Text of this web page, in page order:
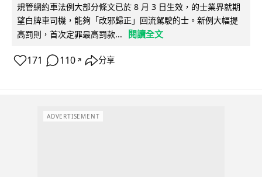
規管網約車法例大部分條文已於 8 月 3 日生效，的士業界就期
望白牌車司機，能夠「改邪歸正」回流駕駛的士。新例大幅提
高罰則，首次定罪最高罰款...
閱讀全文
171 110 ↗ 分享
ADVERTISEMENT